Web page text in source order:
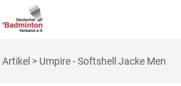
Artikel > Umpire - Softshell Jacke Men